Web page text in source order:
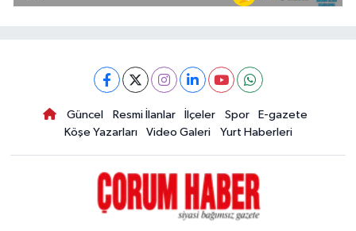
Güncel Resmi İlanlar İlçeler Spor
E-gazete
Köşe Yazarları
Video Galeri Yurt Haberleri